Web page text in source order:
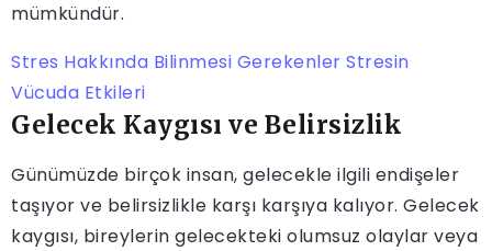
mümkündür.
Stres Hakkında Bilinmesi Gerekenler Stresin
Vücuda Etkileri
Gelecek Kaygısı ve Belirsizlik
Günümüzde birçok insan, gelecekle ilgili endişeler
taşıyor ve belirsizlikle karşı karşıya kalıyor. Gelecek
kaygısı, bireylerin gelecekteki olumsuz olaylar veya